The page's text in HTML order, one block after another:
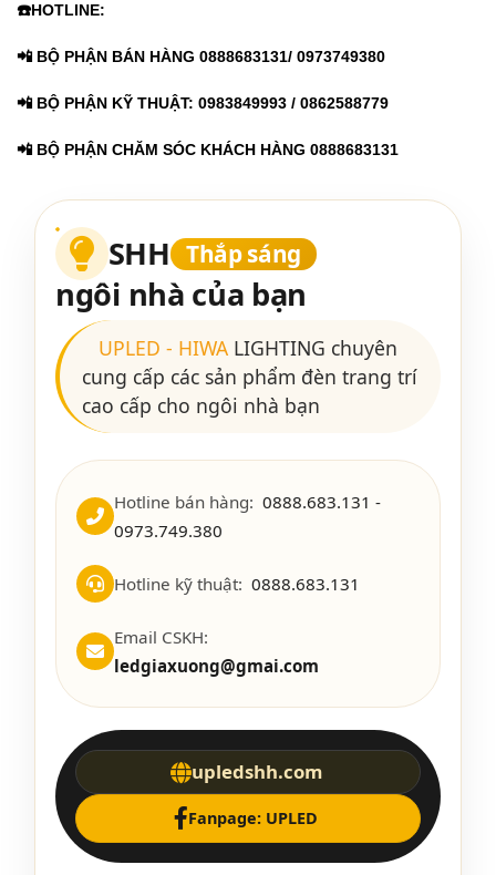
☎️HOTLINE:
📲 BỘ PHẬN BÁN HÀNG 0888683131/ 0973749380
📲 BỘ PHẬN KỸ THUẬT: 0983849993 / 0862588779
📲 BỘ PHẬN CHĂM SÓC KHÁCH HÀNG 0888683131
SHH Thắp sáng
ngôi nhà của bạn
UPLED - HIWA LIGHTING chuyên
cung cấp các sản phẩm đèn trang trí
cao cấp cho ngôi nhà bạn
Hotline bán hàng: 0888.683.131 -
0973.749.380
Hotline kỹ thuật: 0888.683.131
Email CSKH:
ledgiaxuong@gmai.com
upledshh.com
Fanpage: UPLED